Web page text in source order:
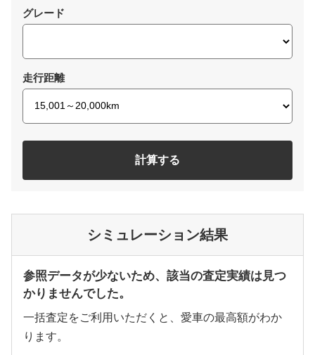
グレード
走行距離
計算する
シミュレーション結果
参照データが少ないため、該当の査定実績は見つ
かりませんでした。
一括査定をご利用いただくと、愛車の最高額がわか
ります。